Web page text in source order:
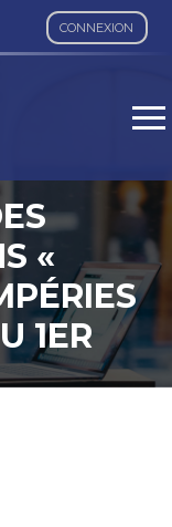
CONNEXION
«
1ER
MARS